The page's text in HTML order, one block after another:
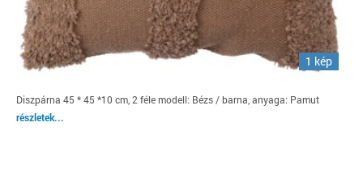
1 kép
Diszpárna 45 * 45 *10 cm, 2 féle modell: Bézs / barna, anyaga: Pamut
részletek...